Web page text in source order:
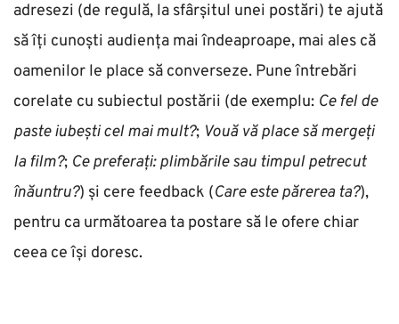
adresezi (de regulă, la sfârșitul unei postări) te ajută
să îți cunoști audiența mai îndeaproape, mai ales că
oamenilor le place să converseze. Pune întrebări
corelate cu subiectul postării (de exemplu: Ce fel de
paste iubești cel mai mult?; Vouă vă place să mergeți
la film?; Ce preferați: plimbările sau timpul petrecut
înăuntru?) și cere feedback (Care este părerea ta?),
pentru ca următoarea ta postare să le ofere chiar
ceea ce își doresc.